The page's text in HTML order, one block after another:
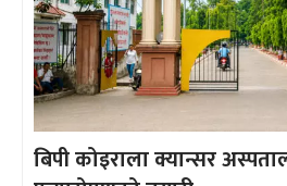
बिपी कोइराला क्यान्सर